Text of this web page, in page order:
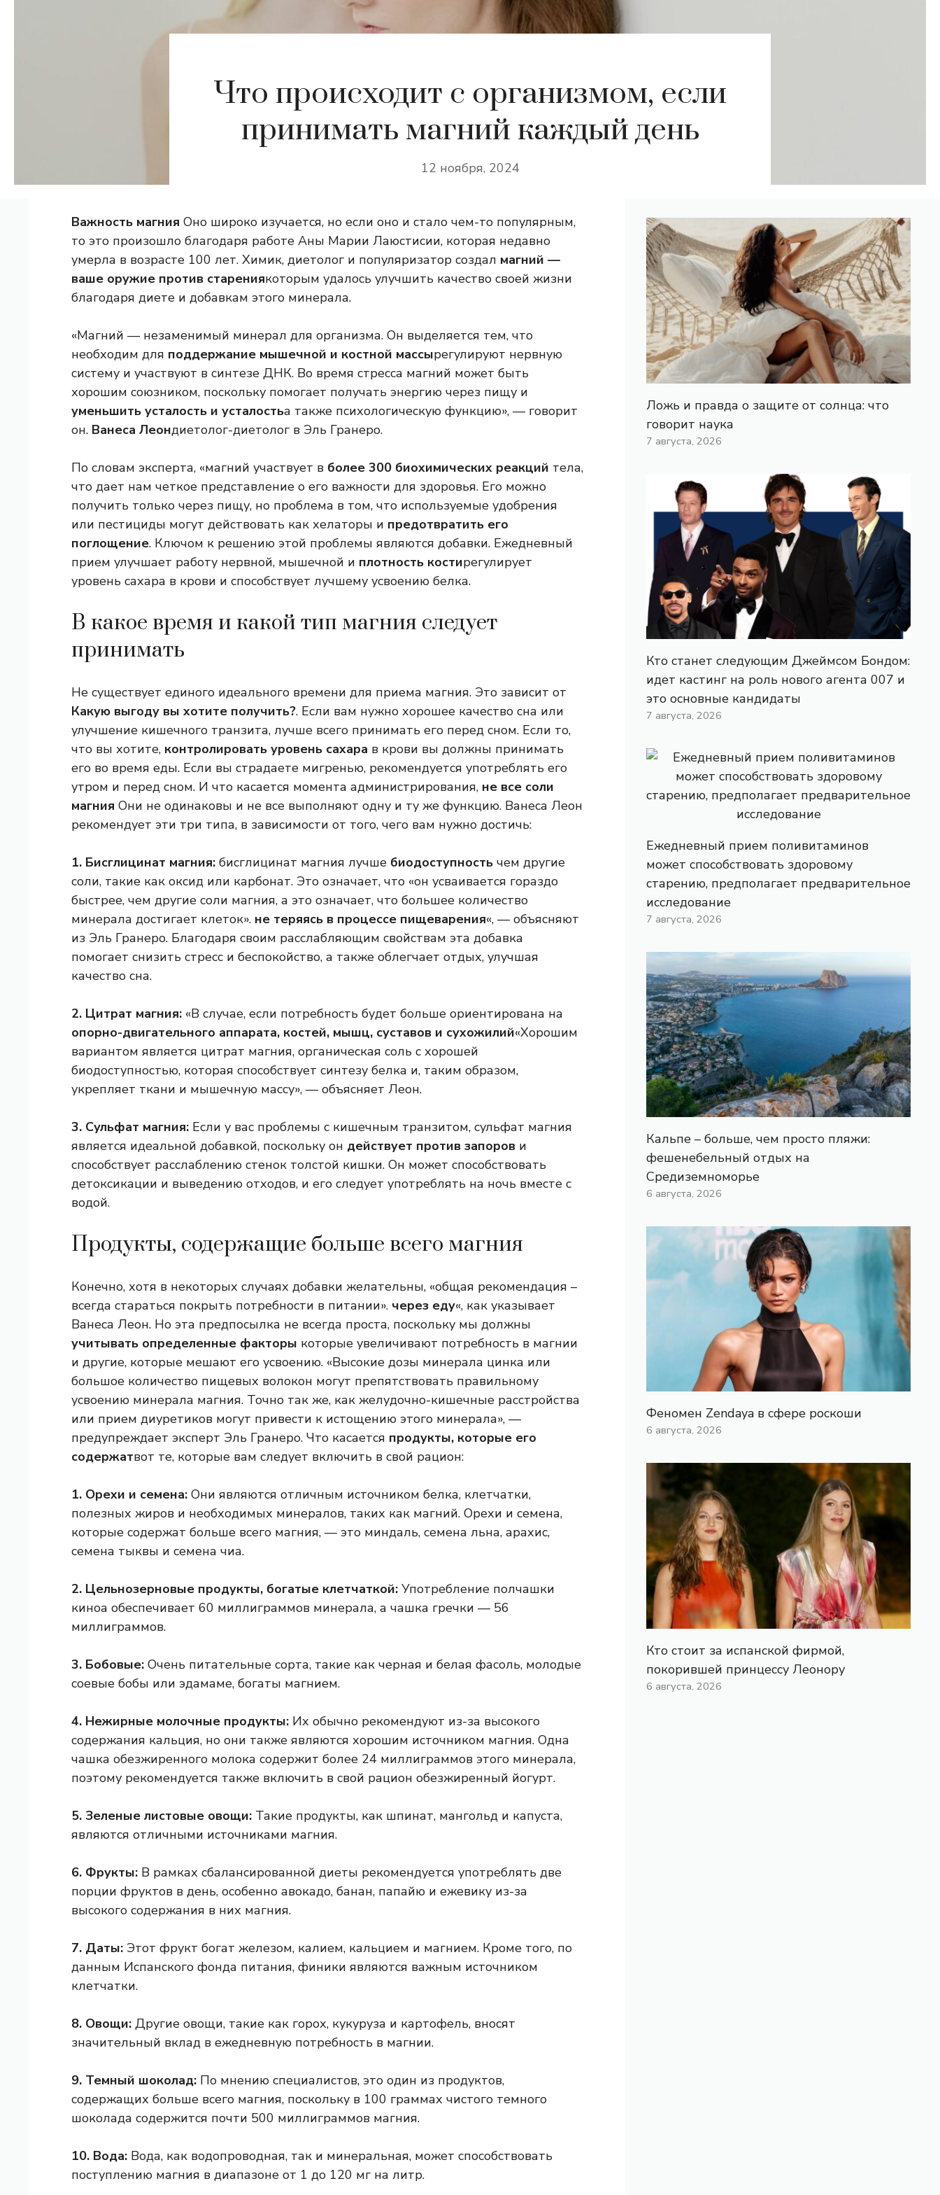
Что происходит с организмом, если
принимать магний каждый день
12 ноября, 2024
Важность магния Оно широко изучается, но если оно и стало чем-то популярным,
то это произошло благодаря работе Аны Марии Лаюстисии, которая недавно
умерла в возрасте 100 лет. Химик, диетолог и популяризатор создал магний —
ваше оружие против старениякоторым удалось улучшить качество своей жизни
благодаря диете и добавкам этого минерала.
«Магний — незаменимый минерал для организма. Он выделяется тем, что
необходим для поддержание мышечной и костной массырегулируют нервную
систему и участвуют в синтезе ДНК. Во время стресса магний может быть
хорошим союзником, поскольку помогает получать энергию через пищу и
уменьшить усталость и усталостьа также психологическую функцию», — говорит
он. Ванеса Леондиетолог-диетолог в Эль Гранеро.
По словам эксперта, «магний участвует в более 300 биохимических реакций тела,
что дает нам четкое представление о его важности для здоровья. Его можно
получить только через пищу, но проблема в том, что используемые удобрения
или пестициды могут действовать как хелаторы и предотвратить его
поглощение. Ключом к решению этой проблемы являются добавки. Ежедневный
прием улучшает работу нервной, мышечной и плотность костирегулирует
уровень сахара в крови и способствует лучшему усвоению белка.
В какое время и какой тип магния следует
принимать
Не существует единого идеального времени для приема магния. Это зависит от
Какую выгоду вы хотите получить?. Если вам нужно хорошее качество сна или
улучшение кишечного транзита, лучше всего принимать его перед сном. Если то,
что вы хотите, контролировать уровень сахара в крови вы должны принимать
его во время еды. Если вы страдаете мигренью, рекомендуется употреблять его
утром и перед сном. И что касается момента администрирования, не все соли
магния Они не одинаковы и не все выполняют одну и ту же функцию. Ванеса Леон
рекомендует эти три типа, в зависимости от того, чего вам нужно достичь:
1. Бисглицинат магния: бисглицинат магния лучше биодоступность чем другие
соли, такие как оксид или карбонат. Это означает, что «он усваивается гораздо
быстрее, чем другие соли магния, а это означает, что большее количество
минерала достигает клеток». не теряясь в процессе пищеварения«, — объясняют
из Эль Гранеро. Благодаря своим расслабляющим свойствам эта добавка
помогает снизить стресс и беспокойство, а также облегчает отдых, улучшая
качество сна.
2. Цитрат магния: «В случае, если потребность будет больше ориентирована на
опорно-двигательного аппарата, костей, мышц, суставов и сухожилий«Хорошим
вариантом является цитрат магния, органическая соль с хорошей
биодоступностью, которая способствует синтезу белка и, таким образом,
укрепляет ткани и мышечную массу», — объясняет Леон.
3. Сульфат магния: Если у вас проблемы с кишечным транзитом, сульфат магния
является идеальной добавкой, поскольку он действует против запоров и
способствует расслаблению стенок толстой кишки. Он может способствовать
детоксикации и выведению отходов, и его следует употреблять на ночь вместе с
водой.
Продукты, содержащие больше всего магния
Конечно, хотя в некоторых случаях добавки желательны, «общая рекомендация –
всегда стараться покрыть потребности в питании». через еду«, как указывает
Ванеса Леон. Но эта предпосылка не всегда проста, поскольку мы должны
учитывать определенные факторы которые увеличивают потребность в магнии
и другие, которые мешают его усвоению. «Высокие дозы минерала цинка или
большое количество пищевых волокон могут препятствовать правильному
усвоению минерала магния. Точно так же, как желудочно-кишечные расстройства
или прием диуретиков могут привести к истощению этого минерала», —
предупреждает эксперт Эль Гранеро. Что касается продукты, которые его
содержатвот те, которые вам следует включить в свой рацион:
1. Орехи и семена: Они являются отличным источником белка, клетчатки,
полезных жиров и необходимых минералов, таких как магний. Орехи и семена,
которые содержат больше всего магния, — это миндаль, семена льна, арахис,
семена тыквы и семена чиа.
2. Цельнозерновые продукты, богатые клетчаткой: Употребление полчашки
киноа обеспечивает 60 миллиграммов минерала, а чашка гречки — 56
миллиграммов.
3. Бобовые: Очень питательные сорта, такие как черная и белая фасоль, молодые
соевые бобы или эдамаме, богаты магнием.
4. Нежирные молочные продукты: Их обычно рекомендуют из-за высокого
содержания кальция, но они также являются хорошим источником магния. Одна
чашка обезжиренного молока содержит более 24 миллиграммов этого минерала,
поэтому рекомендуется также включить в свой рацион обезжиренный йогурт.
5. Зеленые листовые овощи: Такие продукты, как шпинат, мангольд и капуста,
являются отличными источниками магния.
6. Фрукты: В рамках сбалансированной диеты рекомендуется употреблять две
порции фруктов в день, особенно авокадо, банан, папайю и ежевику из-за
высокого содержания в них магния.
7. Даты: Этот фрукт богат железом, калием, кальцием и магнием. Кроме того, по
данным Испанского фонда питания, финики являются важным источником
клетчатки.
8. Овощи: Другие овощи, такие как горох, кукуруза и картофель, вносят
значительный вклад в ежедневную потребность в магнии.
9. Темный шоколад: По мнению специалистов, это один из продуктов,
содержащих больше всего магния, поскольку в 100 граммах чистого темного
шоколада содержится почти 500 миллиграммов магния.
10. Вода: Вода, как водопроводная, так и минеральная, может способствовать
поступлению магния в диапазоне от 1 до 120 мг на литр.
Ложь и правда о защите от солнца: что
говорит наука
7 августа, 2026
Кто станет следующим Джеймсом Бондом:
идет кастинг на роль нового агента 007 и
это основные кандидаты
7 августа, 2026
Ежедневный прием поливитаминов
может способствовать здоровому
старению, предполагает предварительное
исследование
7 августа, 2026
Кальпе – больше, чем просто пляжи:
фешенебельный отдых на
Средиземноморье
6 августа, 2026
Феномен Zendaya в сфере роскоши
6 августа, 2026
Кто стоит за испанской фирмой,
покорившей принцессу Леонору
6 августа, 2026